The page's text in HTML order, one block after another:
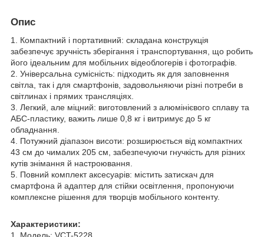
Опис
1. Компактний і портативний: складана конструкція
забезпечує зручність зберігання і транспортування, що робить
його ідеальним для мобільних відеоблогерів і фотографів.
2. Універсальна сумісність: підходить як для заповнення
світла, так і для смартфонів, задовольняючи різні потреби в
світлинах і прямих трансляціях.
3. Легкий, але міцний: виготовлений з алюмінієвого сплаву та
АБС-пластику, важить лише 0,8 кг і витримує до 5 кг
обладнання.
4. Потужний діапазон висоти: розширюється від компактних
43 см до чималих 205 см, забезпечуючи гнучкість для різних
кутів знімання й настроювання.
5. Повний комплект аксесуарів: містить затискач для
смартфона й адаптер для стійки освітлення, пропонуючи
комплексне рішення для творців мобільного контенту.
Характеристики:
1. Модель: VCT-5228